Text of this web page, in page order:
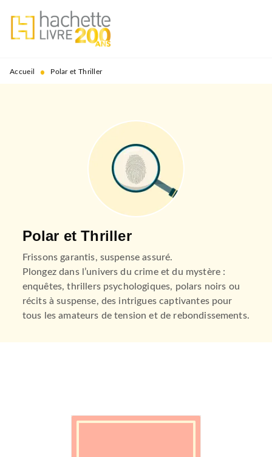
MENU RECHERCHE
PIED DE PAGE
Accueil • Polar et Thriller
Polar et Thriller
Frissons garantis, suspense assuré.
Plongez dans l’univers du crime et du mystère :
enquêtes, thrillers psychologiques, polars noirs ou
récits à suspense, des intrigues captivantes pour
tous les amateurs de tension et de rebondissements.